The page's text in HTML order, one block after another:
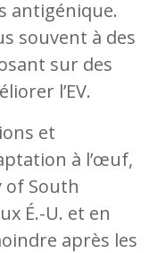
antigénique.
souvent à des
sur des
l’EV.
et
à l’œuf,
of South
É.-U. et en
après les